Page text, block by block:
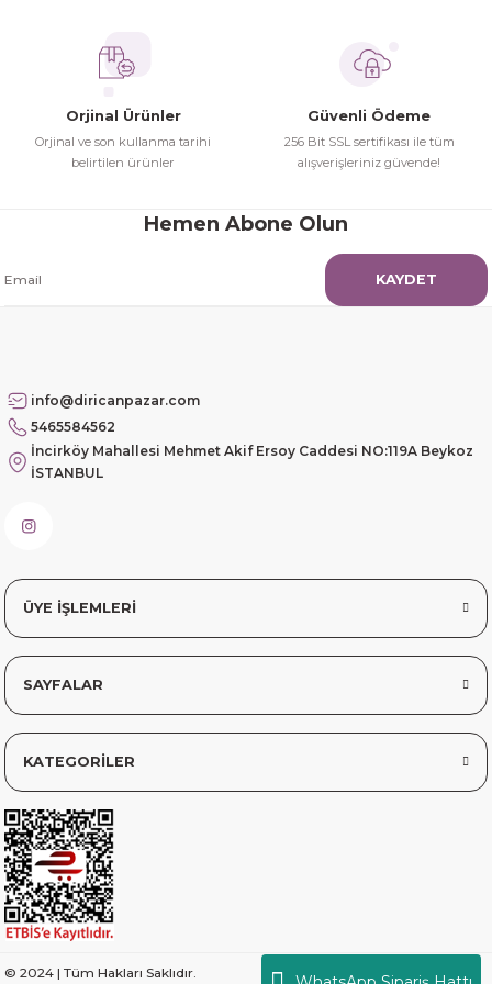
Hamit Çakıcı | 15/04/2026
yaşamadım 2. gün elimde oldu
Hamit Çakıcı | 15/04/2026
paketleme
mehmet Polat | 14/02/2026
Safiye Kutlu | 10/12/2025
Siteye üyelik gayet kolay,
güvenli ödeme, hızlı gönderim.
sorunsuz elime ulaştı teşekkürler
Sinem YILMAZ | 06/11/2025
Sinem YILMAZ | 06/11/2025
Deneyimini Paylaş
Orjinal Ürünler
Orjinal ve son kullanma tarihi
belirtilen ürünler
Güvenli Ödeme
256 Bit SSL sertifikası ile tüm
alışverişleriniz güvende!
Hemen Abone Olun
KAYDET
info@diricanpazar.com
5465584562
İncirköy Mahallesi Mehmet Akif Ersoy Caddesi NO:119A Beykoz
İSTANBUL
ÜYE İŞLEMLERİ
SAYFALAR
KATEGORİLER
© 2024 | Tüm Hakları Saklıdır.